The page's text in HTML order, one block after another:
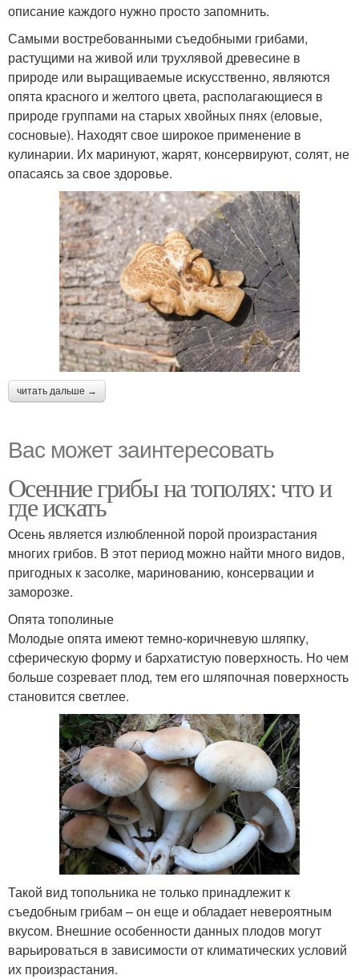
описание каждого нужно просто запомнить.
Самыми востребованными съедобными грибами,
растущими на живой или трухлявой древесине в
природе или выращиваемые искусственно, являются
опята красного и желтого цвета, располагающиеся в
природе группами на старых хвойных пнях (еловые,
сосновые). Находят свое широкое применение в
кулинарии. Их маринуют, жарят, консервируют, солят, не
опасаясь за свое здоровье.
читать дальше →
Вас может заинтересовать
Осенние грибы на тополях: что и
где искать
Осень является излюбленной порой произрастания
многих грибов. В этот период можно найти много видов,
пригодных к засолке, маринованию, консервации и
заморозке.
Опята тополиные
Молодые опята имеют темно-коричневую шляпку,
сферическую форму и бархатистую поверхность. Но чем
больше созревает плод, тем его шляпочная поверхность
становится светлее.
Такой вид топольника не только принадлежит к
съедобным грибам – он еще и обладает невероятным
вкусом. Внешние особенности данных плодов могут
варьироваться в зависимости от климатических условий
их произрастания.